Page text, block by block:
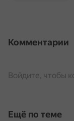
Комментарии
Войдите, чтобы
Ещё по теме